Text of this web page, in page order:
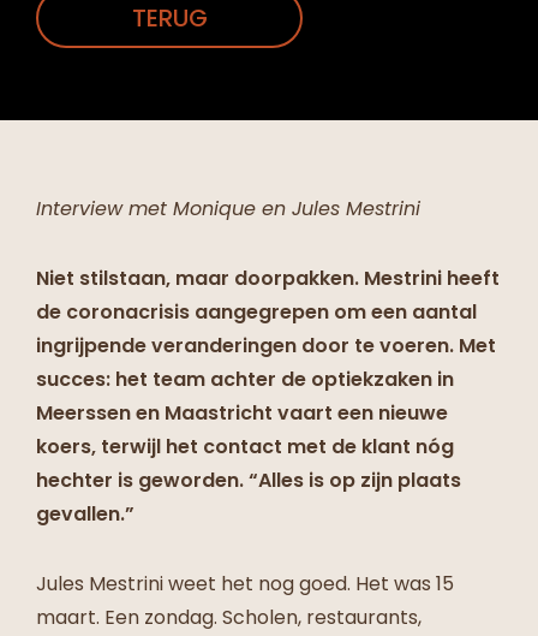
TERUG
Interview met Monique en Jules Mestrini
Niet stilstaan, maar doorpakken. Mestrini heeft
de coronacrisis aangegrepen om een aantal
ingrijpende veranderingen door te voeren. Met
succes: het team achter de optiekzaken in
Meerssen en Maastricht vaart een nieuwe
koers, terwijl het contact met de klant nóg
hechter is geworden. “Alles is op zijn plaats
gevallen.”
Jules Mestrini weet het nog goed. Het was 15
maart. Een zondag. Scholen, restaurants,